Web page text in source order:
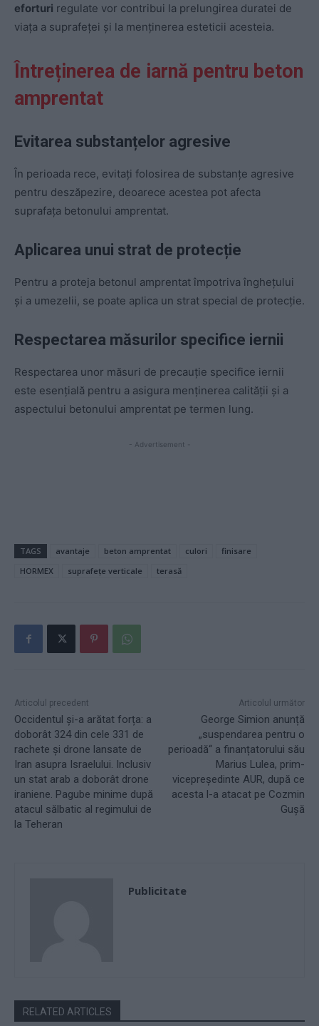
eforturi regulate vor contribui la prelungirea duratei de
viaţa a suprafeţei şi la menţinerea esteticii acesteia.
Întreținerea de iarnă pentru beton
amprentat
Evitarea substanțelor agresive
În perioada rece, evitați folosirea de substanțe agresive
pentru deszăpezire, deoarece acestea pot afecta
suprafața betonului amprentat.
Aplicarea unui strat de protecție
Pentru a proteja betonul amprentat împotriva înghețului
și a umezelii, se poate aplica un strat special de protecție.
Respectarea măsurilor specifice iernii
Respectarea unor măsuri de precauție specifice iernii
este esențială pentru a asigura menținerea calității și a
aspectului betonului amprentat pe termen lung.
- Advertisement -
TAGS avantaje beton amprentat culori
finisare
HORMEX
suprafețe verticale terasă
Articolul precedent
Occidentul și-a arătat forța: a
doborât 324 din cele 331 de
rachete și drone lansate de
Iran asupra Israelului. Inclusiv
un stat arab a doborât drone
iraniene. Pagube minime după
atacul sălbatic al regimului de
la Teheran
Articolul următor
George Simion anunță
„suspendarea pentru o
perioadă“ a finanțatorului său
Marius Lulea, prim-
vicepreședinte AUR, după ce
acesta l-a atacat pe Cozmin
Gușă
Publicitate
RELATED ARTICLES